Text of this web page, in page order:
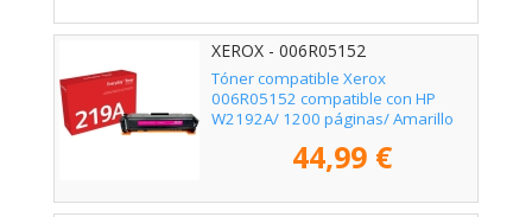
XEROX - 006R05152
Tóner compatible Xerox
006R05152 compatible con HP
W2192A/ 1200 páginas/ Amarillo
44,99 €